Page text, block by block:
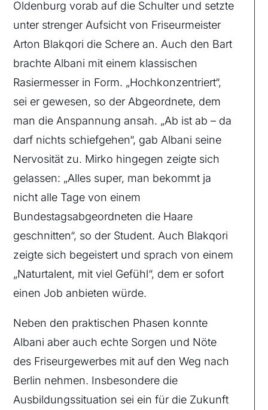
Oldenburg vorab auf die Schulter und setzte
unter strenger Aufsicht von Friseurmeister
Arton Blakqori die Schere an. Auch den Bart
brachte Albani mit einem klassischen
Rasiermesser in Form. „Hochkonzentriert“,
sei er gewesen, so der Abgeordnete, dem
man die Anspannung ansah. „Ab ist ab – da
darf nichts schiefgehen“, gab Albani seine
Nervosität zu. Mirko hingegen zeigte sich
gelassen: „Alles super, man bekommt ja
nicht alle Tage von einem
Bundestagsabgeordneten die Haare
geschnitten“, so der Student. Auch Blakqori
zeigte sich begeistert und sprach von einem
„Naturtalent, mit viel Gefühl“, dem er sofort
einen Job anbieten würde.
Neben den praktischen Phasen konnte
Albani aber auch echte Sorgen und Nöte
des Friseurgewerbes mit auf den Weg nach
Berlin nehmen. Insbesondere die
Ausbildungssituation sei ein für die Zukunft